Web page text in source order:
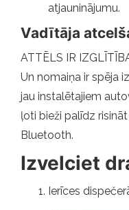
atjauninājumu.
Vadītāja
ATTĒLS IR
Un nomaiņa ir spēja
jau instalētajiem
ļoti bieži palīdz
Bluetooth.
Izvelciet
Ierīces